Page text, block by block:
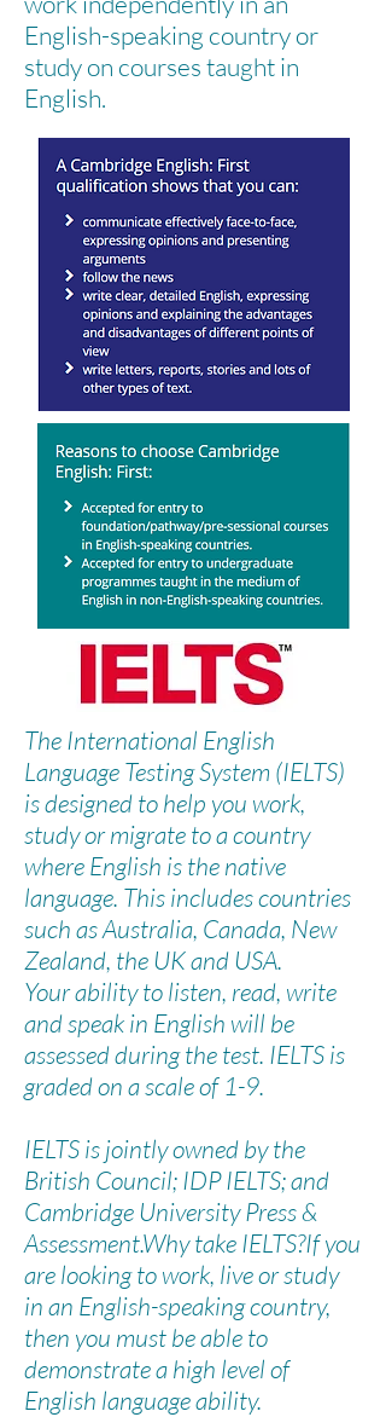
English-speaking country or
study on courses taught in
English.
The International English
Language Testing System (IELTS)
is designed to help you work,
study or migrate to a country
where English is the native
language. This includes countries
such as Australia, Canada, New
Zealand, the UK and USA.
Your ability to listen, read, write
and speak in English will be
assessed during the test. IELTS is
graded on a scale of 1-9.
IELTS is jointly owned by the
British Council; IDP IELTS; and
Cambridge University Press &
Assessment.Why take IELTS?If you
are looking to work, live or study
in an English-speaking country,
then you must be able to
demonstrate a high level of
English language ability.